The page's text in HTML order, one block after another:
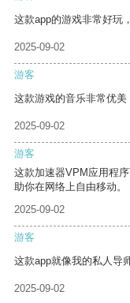
这款app的游戏非常好玩
2025-09-02
游客
这款游戏的音乐非常优美
2025-09-02
游客
这款加速器VPM应用程
助你在网络上自由移动。
2025-09-02
游客
这款app就像我的私人导
2025-09-02